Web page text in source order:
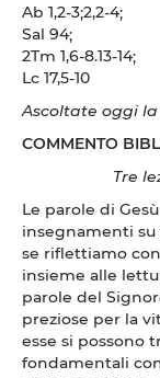
Ab 1,2-3;2,2-4;
Sal 94;
2Tm 1,6-8.13-14;
Lc 17,5-10
Ascoltate oggi
COMMENTO
Tre
Le parole di
insegnamenti
se riflettiamo
insieme alle
parole del
preziose per la
esse si possono
fondamentali